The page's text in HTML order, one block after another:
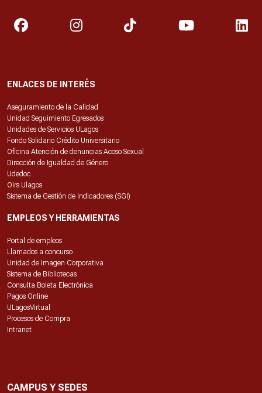
ENLACES DE INTERÉS
Aseguramiento de la Calidad
Unidad Seguimiento Egresados
Unidades de Servicios ULagos
Fondo Solidario Crédito Universitario
Oficina Atención de denuncias Acoso Sexual
Dirección de Igualdad de Género
Udedoc
Oirs Ulagos
Sistema de Gestión de Indicadores (SGI)
EMPLEOS Y HERRAMIENTAS
Portal de empleos
Llamados a concurso
Unidad de Imagen Corporativa
Sistema de Bibliotecas
Consulta Boleta Electrónica
Pagos Online
ULagosVirtual
Procesos de Compra
Intranet
CAMPUS Y SEDES